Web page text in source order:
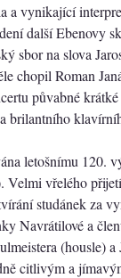
a vynikající
další Ebenovy
sbor na slova
chopil Roman
půvabné
brilantního
letošnímu 120.
vřelého
studánek za
Navrátilové a
(housle)
citlivým a